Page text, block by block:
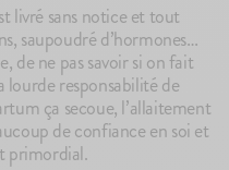
livré sans notice et tout
saupoudré d’hormones…
de ne pas savoir si on fait
lourde responsabilité de
ça secoue, l’allaitement
de confiance en soi et
primordial.